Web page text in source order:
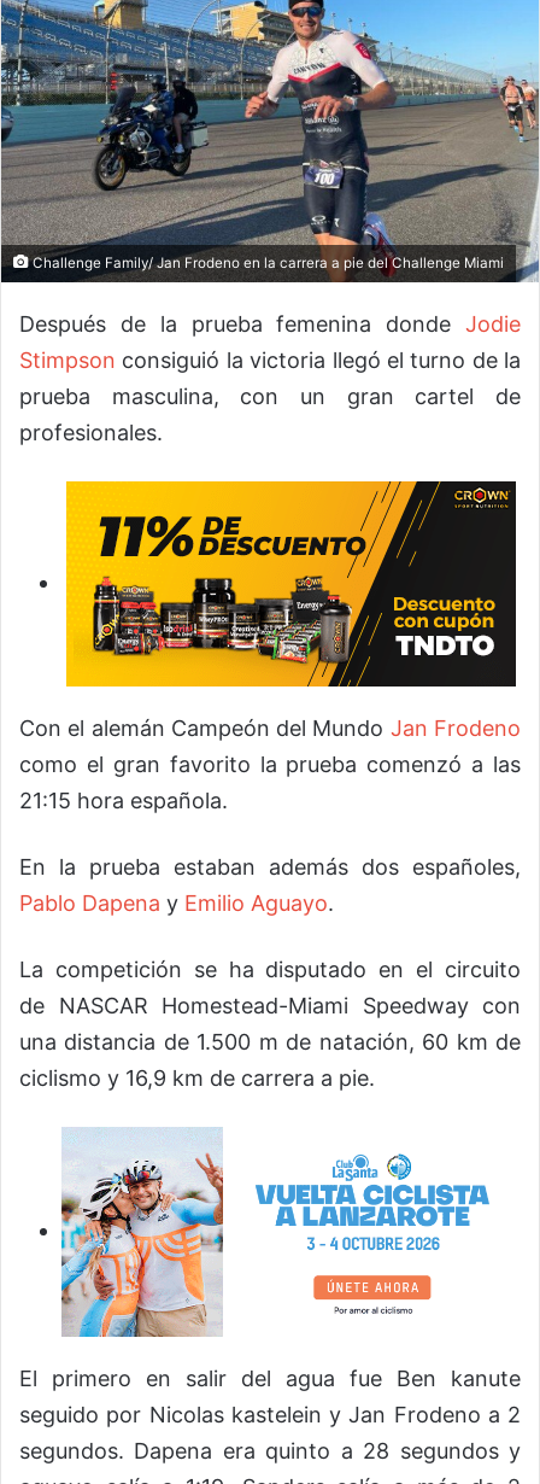
Challenge Family/ Jan Frodeno en la carrera a pie del Challenge Miami
Después de la prueba femenina donde Jodie
Stimpson consiguió la victoria llegó el turno de la
prueba masculina, con un gran cartel de
profesionales.
Con el alemán Campeón del Mundo Jan Frodeno
como el gran favorito la prueba comenzó a las
21:15 hora española.
En la prueba estaban además dos españoles,
Pablo Dapena y Emilio Aguayo.
La competición se ha disputado en el circuito
de NASCAR Homestead-Miami Speedway con
una distancia de 1.500 m de natación, 60 km de
ciclismo y 16,9 km de carrera a pie.
El primero en salir del agua fue Ben kanute
seguido por Nicolas kastelein y Jan Frodeno a 2
segundos. Dapena era quinto a 28 segundos y